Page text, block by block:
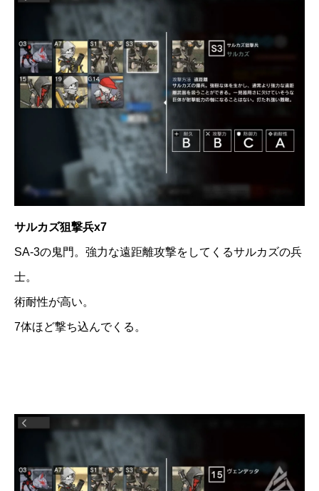
サルカズ狙撃兵x7
SA-3の鬼門。強力な遠距離攻撃をしてくるサルカズの兵
士。
術耐性が高い。
7体ほど撃ち込んでくる。